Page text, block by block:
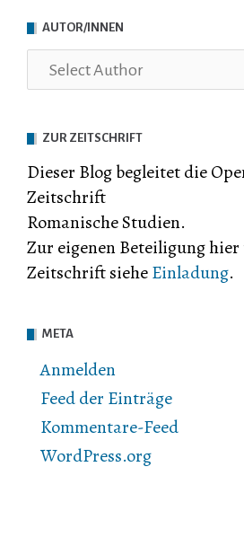
AUTOR/INNEN
ZUR ZEITSCHRIFT
Dieser Blog begleitet die
Zeitschrift
Romanische Studien.
Zur eigenen Beteiligung
Zeitschrift sieheEinladung.
META
Anmelden
Feed der Einträge
Kommentare-Feed
WordPress.org